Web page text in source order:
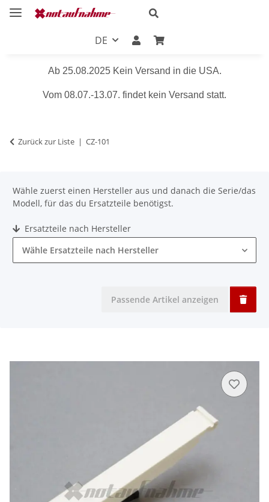
DE
Ab 25.08.2025 Kein Versand in die USA.
Vom 08.07.-13.07. findet kein Versand statt.
Zurück zur Liste CZ-101
Wähle zuerst einen Hersteller aus und danach die Serie/das
Modell, für das du Ersatzteile benötigst.
Ersatzteile nach Hersteller
Wähle Ersatzteile nach Hersteller
Passende Artikel anzeigen